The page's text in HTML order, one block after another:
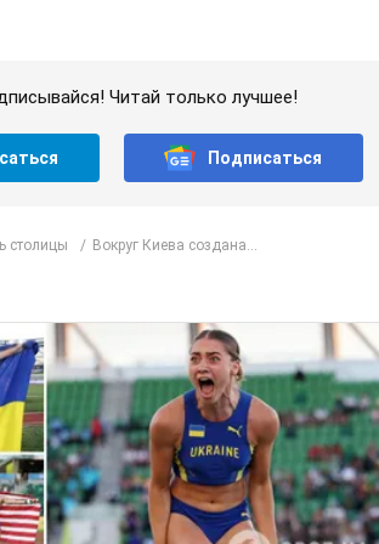
Читай только лучшее!
Подписаться
столицы Вокруг Киева создана...